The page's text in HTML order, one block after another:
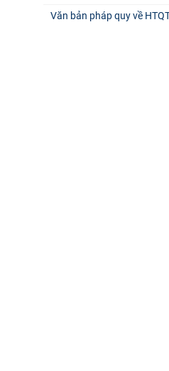
Văn bản pháp quy về